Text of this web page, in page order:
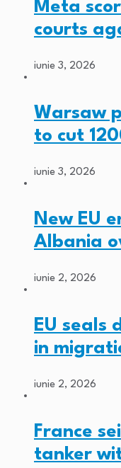
Meta
courts
iunie 3, 2026
Warsaw
to cut
iunie 3, 2026
New EU
Albania
iunie 2, 2026
EU seals
in
iunie 2, 2026
France
tanker